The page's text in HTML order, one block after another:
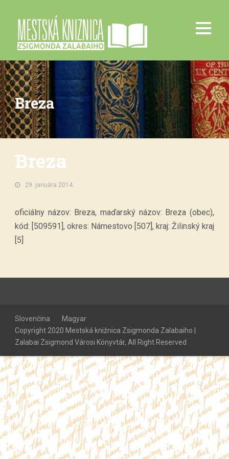
Breza
Breza
29. januára 2014.
oficiálny názov: Breza, maďarský názov: Breza (obec),
kód: [509591], okres: Námestovo [507], kraj: Žilinský kraj
[5]
Slovenčina
Magyar
Copyright 2020 Mestská knižnica Zsigmonda Zalabaiho |
Zalabai Zsigmond Városi Könyvtár, All Right Reserved